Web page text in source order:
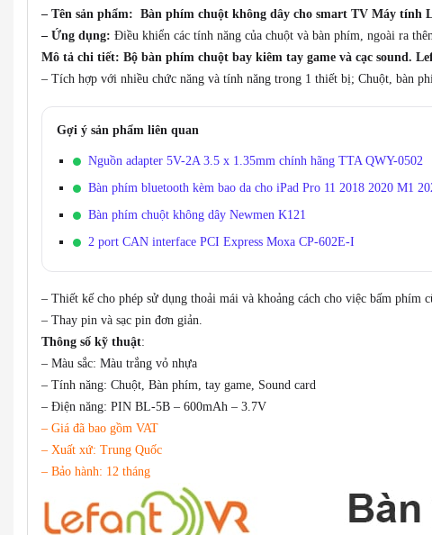
– Tên sản phẩm: Bàn phím chuột không dây cho smart TV Máy tính
– Ứng dụng: Điều khiển các tính năng của chuột và bàn phím, ngoài ra
Mô tả chi tiết: Bộ bàn phím chuột bay kiêm tay game và cạc sound.
– Tích hợp với nhiều chức năng và tính năng trong 1 thiết bị; Chuột, bàn
Gợi ý sản phẩm liên quan
Nguồn adapter 5V-2A 3.5 x 1.35mm chính hãng TTA QWY-0502
Bàn phím bluetooth kèm bao da cho iPad Pro 11 2018 2020 M1
Bàn phím chuột không dây Newmen K121
2 port CAN interface PCI Express Moxa CP-602E-I
– Thiết kế cho phép sử dụng thoải mái và khoảng cách cho việc bấm phím
– Thay pin và sạc pin đơn giản.
Thông số kỹ thuật:
– Màu sắc: Màu trắng vỏ nhựa
– Tính năng: Chuột, Bàn phím, tay game, Sound card
– Điện năng: PIN BL-5B – 600mAh – 3.7V
– Giá đã bao gồm VAT
– Xuất xứ: Trung Quốc
– Bảo hành: 12 tháng